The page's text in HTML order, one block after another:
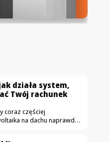
działa system,
Twój rachunek
coraz częściej
na dachu naprawdę